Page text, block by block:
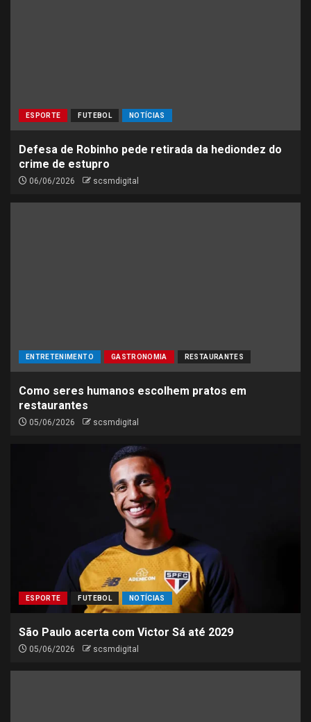
ESPORTE FUTEBOL NOTÍCIAS
Defesa de Robinho pede retirada da hediondez do
crime de estupro
06/06/2026 scsmdigital
ENTRETENIMENTO GASTRONOMIA RESTAURANTES
Como seres humanos escolhem pratos em
restaurantes
05/06/2026 scsmdigital
ESPORTE FUTEBOL NOTÍCIAS
São Paulo acerta com Victor Sá até 2029
05/06/2026 scsmdigital